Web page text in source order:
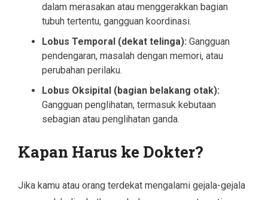
dalam merasakan atau menggerakkan bagian
tubuh tertentu, gangguan koordinasi.
Lobus Temporal (dekat telinga): Gangguan
pendengaran, masalah dengan memori, atau
perubahan perilaku.
Lobus Oksipital (bagian belakang otak):
Gangguan penglihatan, termasuk kebutaan
sebagian atau penglihatan ganda.
Kapan Harus ke Dokter?
Jika kamu atau orang terdekat mengalami gejala-gejala